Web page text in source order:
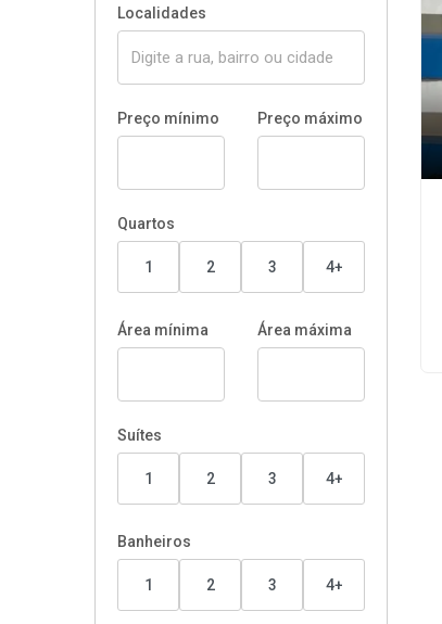
Localidades
Preço mínimo Preço máximo
Quartos
1 2 3 4+
Área mínima Área máxima
Suítes
1 2 3 4+
Banheiros
1 2 3 4+